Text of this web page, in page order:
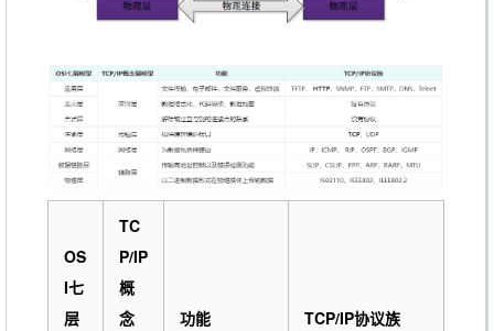
OS
I七
层
TC
P/IP
概
念
功能 TCP/IP协议族